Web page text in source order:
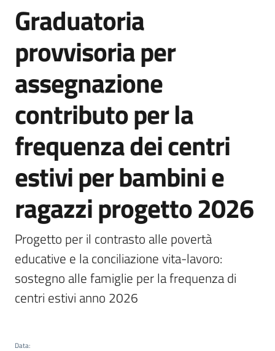
Menu selezionato
Vivere
Dozza
Servizi
on-
Tutti
gli
argomenti
Salta al contenuto
Graduatoria
provvisoria per
assegnazione
contributo per la
frequenza dei centri
estivi per bambini e
ragazzi progetto 2026
Progetto per il contrasto alle povertà
educative e la conciliazione vita-lavoro:
sostegno alle famiglie per la frequenza di
centri estivi anno 2026
Data: